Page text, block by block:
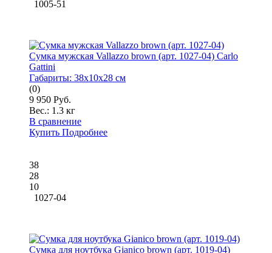
1005-51
Сумка мужская Vallazzo brown (арт. 1027-04) Carlo
Gattini
Габариты: 38x10x28 см
(0)
9 950 Руб.
Вес.: 1.3 кг
В сравнение
Купить Подробнее
38
28
10
1027-04
Сумка для ноутбука Gianico brown (арт. 1019-04)